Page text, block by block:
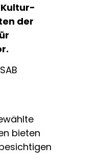
der
bieten